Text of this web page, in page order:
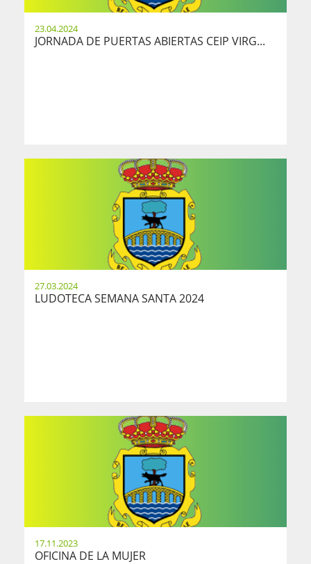
23.04.2024
JORNADA DE PUERTAS ABIERTAS CEIP VIRG...
27.03.2024
LUDOTECA SEMANA SANTA 2024
17.11.2023
OFICINA DE LA MUJER